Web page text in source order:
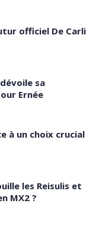
officiel De Carli
sa
Ernée
à un choix crucial
les Reisulis et
MX2 ?